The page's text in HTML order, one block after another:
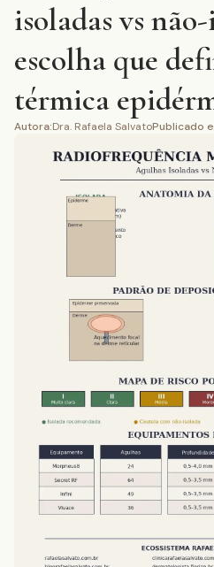
isoladas vs
escolha que
térmica
Autora:Dra. Rafaela SalvatoPublicado